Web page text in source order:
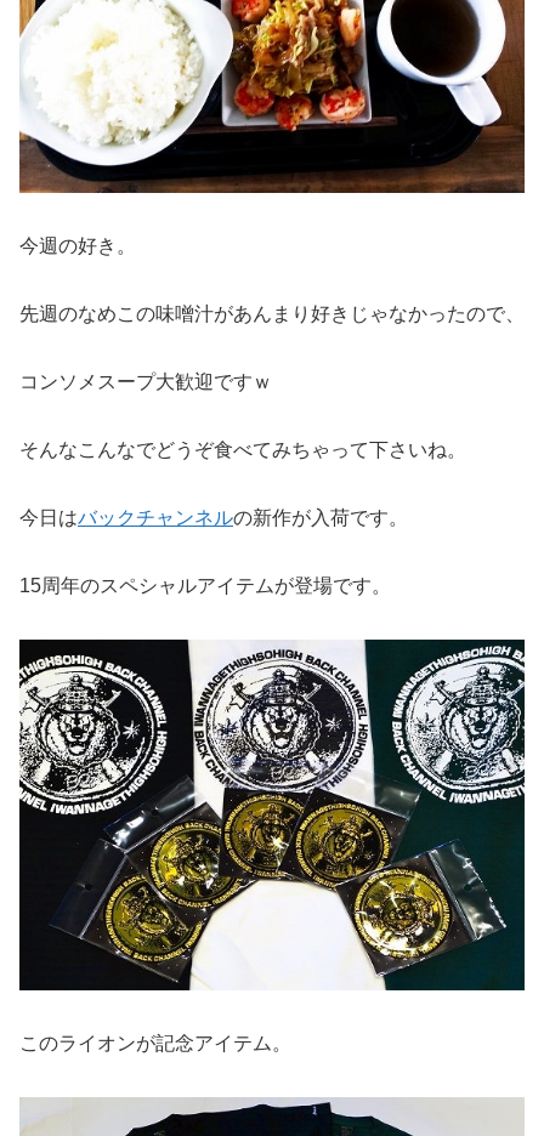
今週の好き。
先週のなめこの味噌汁があんまり好きじゃなかったので、
コンソメスープ大歓迎ですｗ
そんなこんなでどうぞ食べてみちゃって下さいね。
今日はバックチャンネルの新作が入荷です。
15周年のスペシャルアイテムが登場です。
このライオンが記念アイテム。